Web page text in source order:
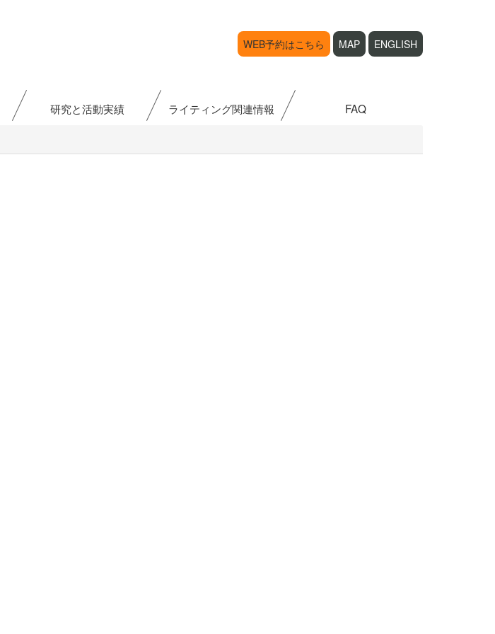
WEB予約はこちら MAP ENGLISH
研究と活動実績 ライティング関連情報 FAQ